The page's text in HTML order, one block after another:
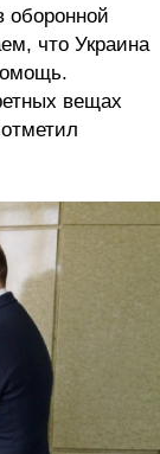
оборонной
что Украина
вещах